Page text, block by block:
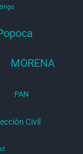
MORENA
PAN
Civil